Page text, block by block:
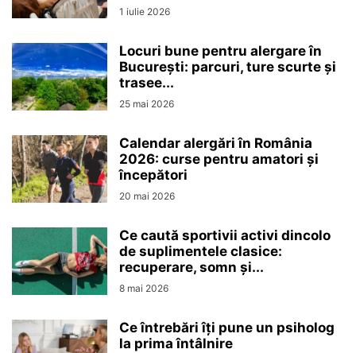
1 iulie 2026
Locuri bune pentru alergare în
București: parcuri, ture scurte și
trasee...
25 mai 2026
Calendar alergări în România
2026: curse pentru amatori și
începători
20 mai 2026
Ce caută sportivii activi dincolo
de suplimentele clasice:
recuperare, somn și...
8 mai 2026
Ce întrebări îți pune un psiholog
la prima întâlnire